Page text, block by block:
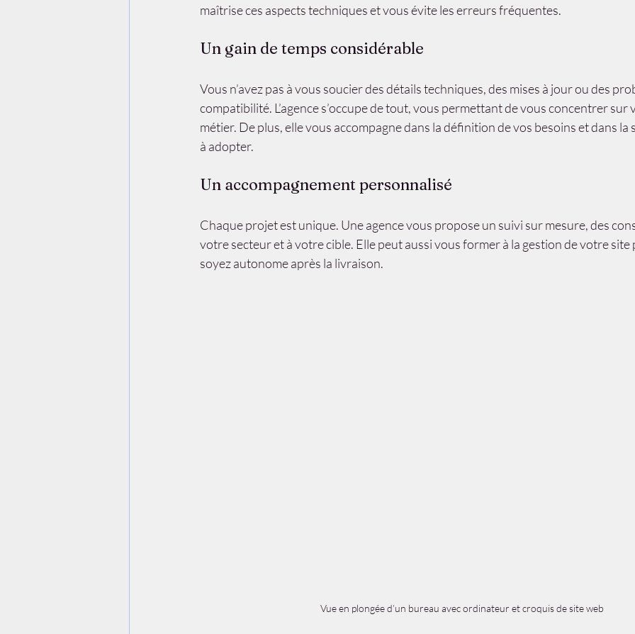
maîtrise ces aspects techniques et vous évite les erreurs fréquentes.
Un gain de temps considérable
Vous n’avez pas à vous soucier des détails techniques, des mises à jour ou des
compatibilité. L’agence s’occupe de tout, vous permettant de vous concentrer
métier. De plus, elle vous accompagne dans la définition de vos besoins et dans
à adopter.
Un accompagnement personnalisé
Chaque projet est unique. Une agence vous propose un suivi sur mesure, des
votre secteur et à votre cible. Elle peut aussi vous former à la gestion de votre site
soyez autonome après la livraison.
Vue en plongée d’un bureau avec ordinateur et croquis de site web